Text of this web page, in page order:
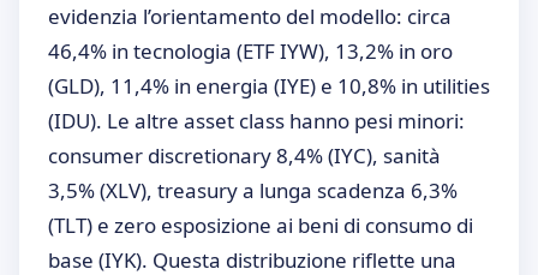
evidenzia l’orientamento del modello: circa
46,4% in tecnologia (ETF IYW), 13,2% in oro
(GLD), 11,4% in energia (IYE) e 10,8% in utilities
(IDU). Le altre asset class hanno pesi minori:
consumer discretionary 8,4% (IYC), sanità
3,5% (XLV), treasury a lunga scadenza 6,3%
(TLT) e zero esposizione ai beni di consumo di
base (IYK). Questa distribuzione riflette una